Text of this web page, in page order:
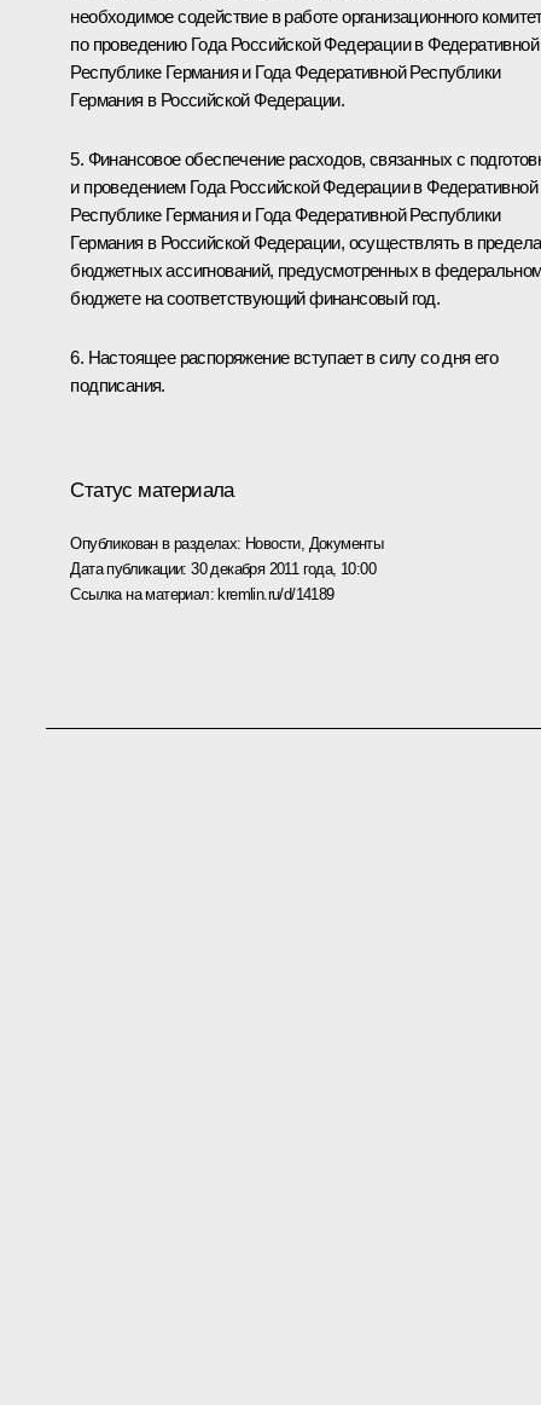
необходимое содействие в работе организационного
по проведению Года Российской Федерации в Федеративной
Республике Германия и Года Федеративной Республики
Германия в Российской Федерации.
5. Финансовое обеспечение расходов, связанных с
и проведением Года Российской Федерации в Федеративной
Республике Германия и Года Федеративной Республики
Германия в Российской Федерации, осуществлять в
бюджетных ассигнований, предусмотренных в
бюджете на соответствующий финансовый год.
6. Настоящее распоряжение вступает в силу со дня его
подписания.
Статус материала
Опубликован в разделах: Новости, Документы
Дата публикации:30 декабря 2011 года, 10:00
Ссылка на материал: kremlin.ru/d/14189